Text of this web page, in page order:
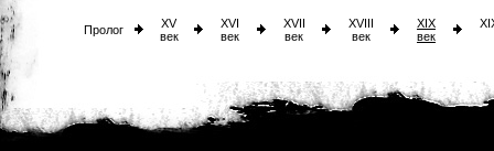
Пролог
XV
век
XVI
век
XVII
век
XVIII
век
XIX
век